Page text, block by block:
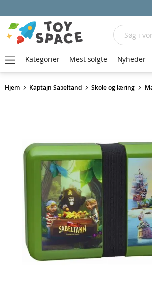
Hjem Kaptajn Sabeltand Skole og læring
Søg
Kategorier Mest solgte Nyheder